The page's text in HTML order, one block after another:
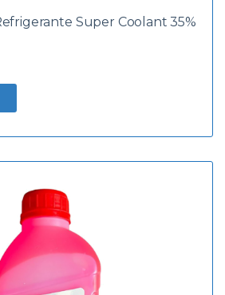
Super Coolant 35%